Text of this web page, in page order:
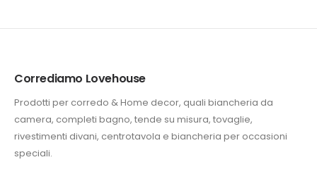
Corrediamo Lovehouse
Prodotti per corredo & Home decor, quali biancheria da
camera, completi bagno, tende su misura, tovaglie,
rivestimenti divani, centrotavola e biancheria per occasioni
speciali.